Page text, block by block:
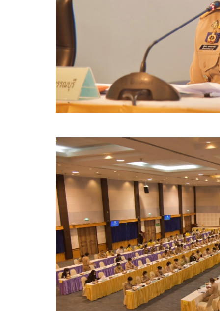
ข้อระเบียบและกฎหมาย
มาตรฐานการปฏิบัติงาน
แผนพัฒนาท้องถิ่น ของอบจ.สุพรรณบุรี
ข้อบัญญัติงบประมาณรายจ่ายประจำปี ของ อบจ.สุ
รายงานการประชุมสภา อบจ.สุพรรณบุรี
รายงานรายรับรายจ่าย อบจ.สุพรรณบุรี
รายงานการติดตามและประเมินผลแผนพัฒนาท้อง
สรุปผลการประเมินความพึงพอใจ
ระบบสืบค้นข้อมูล ประกาศ ก.จ.จ. สุพรรณบุรี (พ.ศ
Document